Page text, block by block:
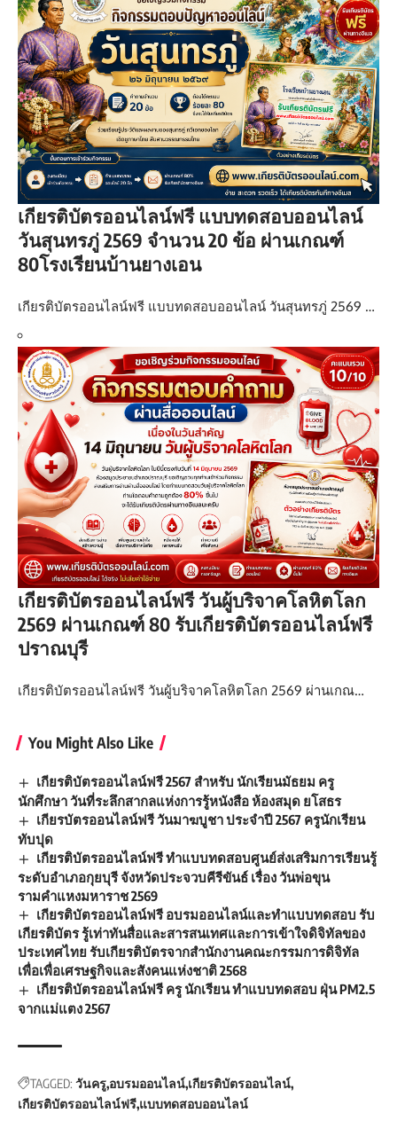
เกียรติบัตรออนไลน์ฟรี แบบทดสอบออนไลน์
วันสุนทรภู่ 2569 จำนวน 20 ข้อ ผ่านเกณฑ์
80โรงเรียนบ้านยางเอน
เกียรติบัตรออนไลน์ฟรี แบบทดสอบออนไลน์ วันสุนทรภู่ 2569 …
เกียรติบัตรออนไลน์ฟรี วันผู้บริจาคโลหิตโลก
2569 ผ่านเกณฑ์ 80 รับเกียรติบัตรออนไลน์ฟรี
ปราณบุรี
เกียรติบัตรออนไลน์ฟรี วันผู้บริจาคโลหิตโลก 2569 ผ่านเกณ…
You Might Also Like
เกียรติบัตรออนไลน์ฟรี 2567 สำหรับ นักเรียนมัธยม ครู
นักศึกษา วันที่ระลึกสากลแห่งการรู้หนังสือ ห้องสมุด ยโสธร
เกียรบัตรออนไลน์ฟรี วันมาฆบูชา ประจำปี 2567 ครูนักเรียน
ทับปุด
เกียรติบัตรออนไลน์ฟรี ทำแบบทดสอบศูนย์ส่งเสริมการเรียนรู้
ระดับอำเภอกุยบุรี จังหวัดประจวบคีรีขันธ์ เรื่อง วันพ่อขุน
รามคำแหงมหาราช 2569
เกียรติบัตรออนไลน์ฟรี อบรมออนไลน์และทำแบบทดสอบ รับ
เกียรติบัตร รู้เท่าทันสื่อและสารสนเทศและการเข้าใจดิจิทัลของ
ประเทศไทย รับเกียรติบัตรจากสำนักงานคณะกรรมการดิจิทัล
เพื่อเพื่อเศรษฐกิจและสังคนแห่งชาติ 2568
เกียรติบัตรออนไลน์ฟรี ครู นักเรียน ทำแบบทดสอบ ฝุ่น PM2.5
จากแม่แตง 2567
TAGGED: วันครู อบรมออนไลน์ เกียรติบัตรออนไลน์
เกียรติบัตรออนไลน์ฟรี แบบทดสอบออนไลน์